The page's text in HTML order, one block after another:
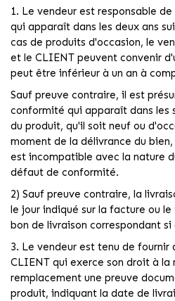
1. Le vendeur est responsable
qui apparaît dans les deux ans
cas de produits d'occasion, le
et le CLIENT peuvent convenir
peut être inférieur à un an à
Sauf preuve contraire, il est
conformité qui apparaît dans les
du produit, qu'il soit neuf ou
moment de la délivrance du
est incompatible avec la nature
défaut de conformité.
2) Sauf preuve contraire, la
le jour indiqué sur la facture ou
bon de livraison correspondant
3. Le vendeur est tenu de fournir
CLIENT qui exerce son droit à la
remplacement une preuve
produit, indiquant la date de